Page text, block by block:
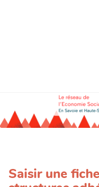
Saisir une